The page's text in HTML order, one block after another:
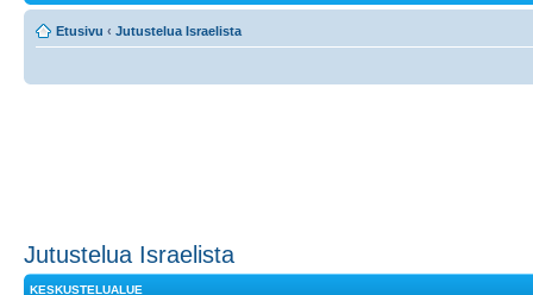
Etusivu ‹ Jutustelua Israelista
Jutustelua Israelista
KESKUSTELUALUE